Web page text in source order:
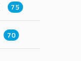
75
70